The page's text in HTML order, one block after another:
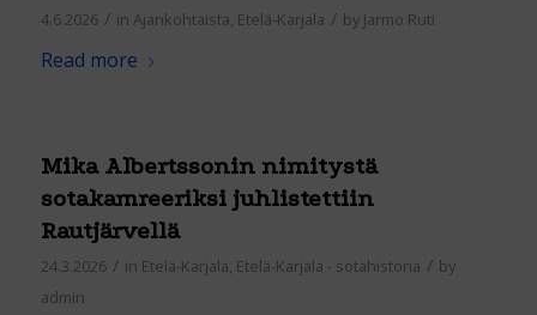
4.6.2026 / in Ajankohtaista, Etelä-Karjala / by Jarmo Ruti
Read more
Mika Albertssonin nimitystä
sotakamreeriksi juhlistettiin
Rautjärvellä
24.3.2026 / in Etelä-Karjala, Etelä-Karjala - sotahistoria / by
admin